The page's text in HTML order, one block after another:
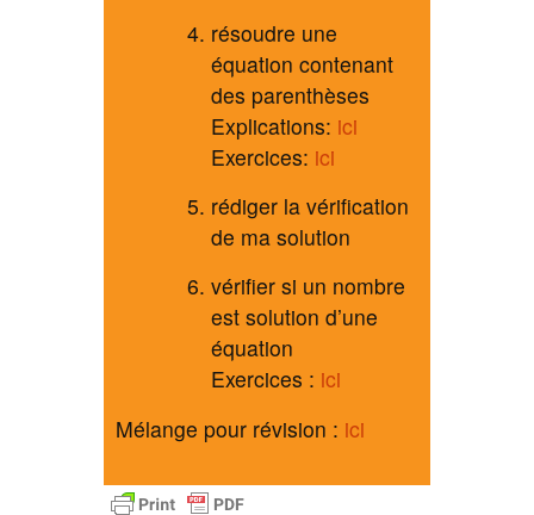
résoudre une
équation contenant
des parenthèses
Explications: ici
Exercices: ici
rédiger la vérification
de ma solution
vérifier si un nombre
est solution d’une
équation
Exercices : ici
Mélange pour révision : ici